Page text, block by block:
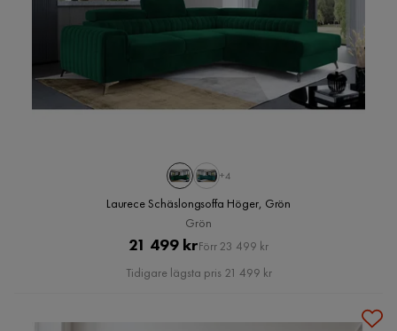
+4
Laurece Schäslongsoffa Höger, Grön
Grön
Pris
21 499 krOriginal
Pris
Förr 23 499 kr
Tidigare lägsta pris 21 499 kr